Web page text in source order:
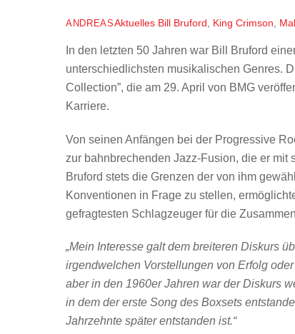
ANDREASAktuelles Bill Bruford King Crimson
In den letzten 50 Jahren war Bill Bruford
unterschiedlichsten musikalischen Genres.
Collection”, die am 29. April von BMG
Karriere.
Von seinen Anfängen bei der Progressive
zur bahnbrechenden Jazz-Fusion, die er
Bruford stets die Grenzen der von ihm
Konventionen in Frage zu stellen,
gefragtesten Schlagzeuger für die
„Mein Interesse galt dem breiteren Diskurs
irgendwelchen Vorstellungen von Erfolg
aber in den 1960er Jahren war der Diskurs
in dem der erste Song des Boxsets
Jahrzehnte später entstanden ist.“